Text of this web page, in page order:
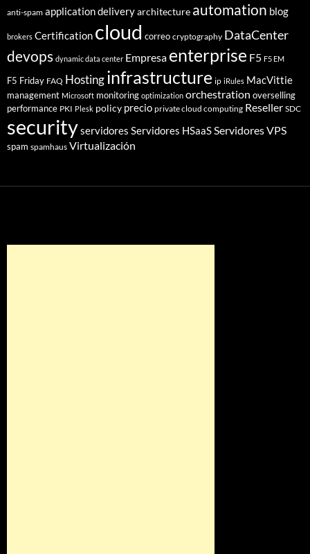
anti-spam application deliveryarchitecture automation blog
brokers Certification cloud correo cryptography DataCenter
devops dynamic data center Empresa enterprise F5 F5 EM
F5 Friday FAQ Hostinginfrastructure ip iRules MacVittie
management Microsoft monitoring optimization orchestration overselling
performance PKI Plesk policy precio private cloud computing Reseller SDC
securityservidores Servidores HSaaSServidores VPS
spam spamhaus Virtualización